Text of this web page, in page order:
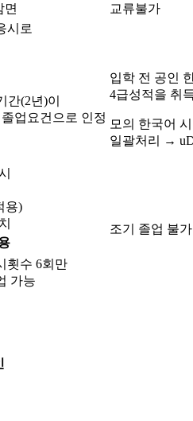
교류불가
면
시로
(2년)이
업요건으로 인정
입학 전 공인
4급성적을 취
모의 한국어
일괄처리 →
용)
횟수 6회만
가능
조기 졸업 불가